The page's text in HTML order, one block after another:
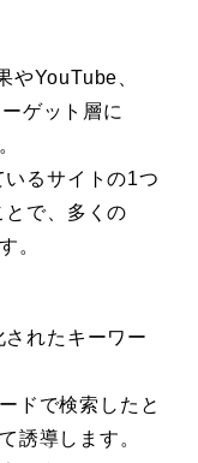
やYouTube、
ゲット層に
るサイトの1つ
で、多くの
。
れたキーワー
ドで検索したと
誘導します。